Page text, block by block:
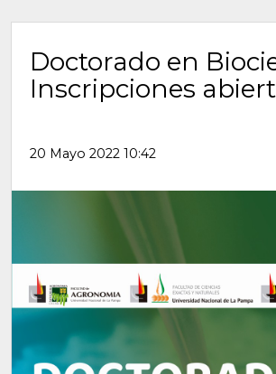
Doctorado en
Inscripciones
20 Mayo 2022 10:42